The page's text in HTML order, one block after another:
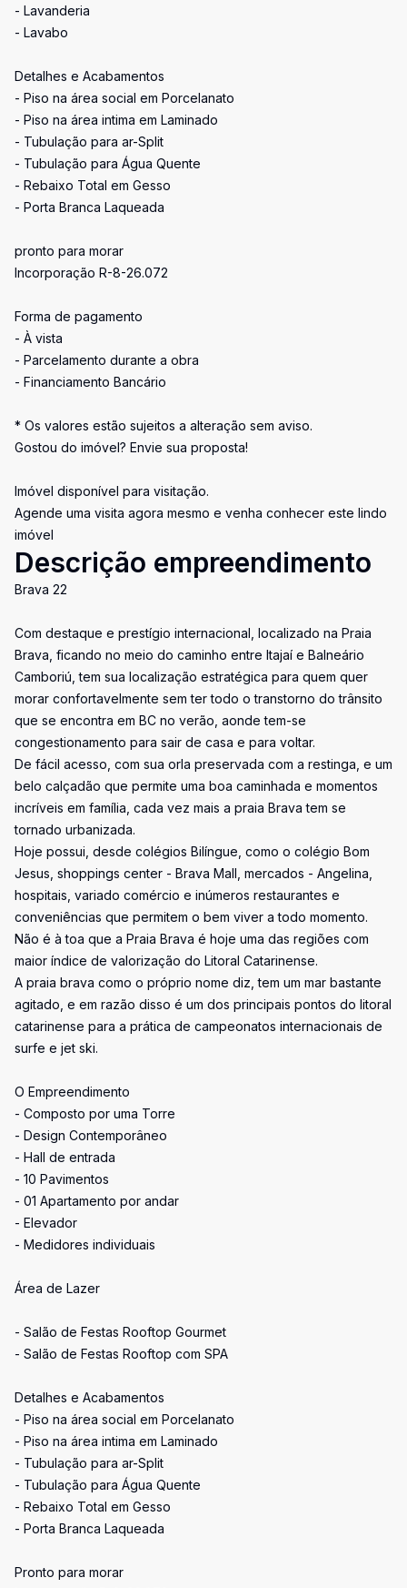
- Lavanderia
- Lavabo
Detalhes e Acabamentos
- Piso na área social em Porcelanato
- Piso na área intima em Laminado
- Tubulação para ar-Split
- Tubulação para Água Quente
- Rebaixo Total em Gesso
- Porta Branca Laqueada
pronto para morar
Incorporação R-8-26.072
Forma de pagamento
- À vista
- Parcelamento durante a obra
- Financiamento Bancário
* Os valores estão sujeitos a alteração sem aviso.
Gostou do imóvel? Envie sua proposta!
Imóvel disponível para visitação.
Agende uma visita agora mesmo e venha conhecer este lindo
imóvel
Descrição empreendimento
Brava 22
Com destaque e prestígio internacional, localizado na Praia
Brava, ficando no meio do caminho entre Itajaí e Balneário
Camboriú, tem sua localização estratégica para quem quer
morar confortavelmente sem ter todo o transtorno do trânsito
que se encontra em BC no verão, aonde tem-se
congestionamento para sair de casa e para voltar.
De fácil acesso, com sua orla preservada com a restinga, e um
belo calçadão que permite uma boa caminhada e momentos
incríveis em família, cada vez mais a praia Brava tem se
tornado urbanizada.
Hoje possui, desde colégios Bilíngue, como o colégio Bom
Jesus, shoppings center - Brava Mall, mercados - Angelina,
hospitais, variado comércio e inúmeros restaurantes e
conveniências que permitem o bem viver a todo momento.
Não é à toa que a Praia Brava é hoje uma das regiões com
maior índice de valorização do Litoral Catarinense.
A praia brava como o próprio nome diz, tem um mar bastante
agitado, e em razão disso é um dos principais pontos do litoral
catarinense para a prática de campeonatos internacionais de
surfe e jet ski.
O Empreendimento
- Composto por uma Torre
- Design Contemporâneo
- Hall de entrada
- 10 Pavimentos
- 01 Apartamento por andar
- Elevador
- Medidores individuais
Área de Lazer
- Salão de Festas Rooftop Gourmet
- Salão de Festas Rooftop com SPA
Detalhes e Acabamentos
- Piso na área social em Porcelanato
- Piso na área intima em Laminado
- Tubulação para ar-Split
- Tubulação para Água Quente
- Rebaixo Total em Gesso
- Porta Branca Laqueada
Pronto para morar